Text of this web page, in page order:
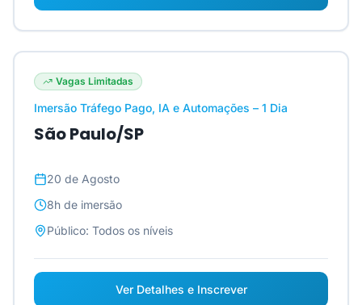
Vagas Limitadas
Imersão Tráfego Pago, IA e Automações – 1 Dia
São Paulo/SP
20 de Agosto
8h de imersão
Público: Todos os níveis
Ver Detalhes e Inscrever